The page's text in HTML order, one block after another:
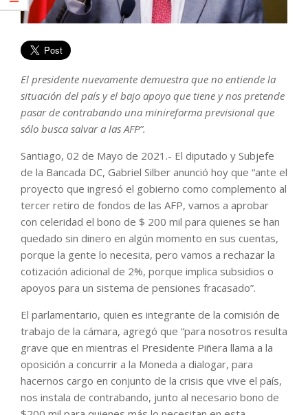
El presidente nuevamente demuestra que no entiende la
situación del país y el bajo apoyo que tiene y nos pretende
pasar de contrabando una minireforma previsional que
sólo busca salvar a las AFP”.
Santiago, 02 de Mayo de 2021.- El diputado y Subjefe
de la Bancada DC, Gabriel Silber anunció hoy que “ante el
proyecto que ingresó el gobierno como complemento al
tercer retiro de fondos de las AFP, vamos a aprobar
con celeridad el bono de $ 200 mil para quienes se han
quedado sin dinero en algún momento en sus cuentas,
porque la gente lo necesita, pero vamos a rechazar la
cotización adicional de 2%, porque implica subsidios o
apoyos para un sistema de pensiones fracasado”.
El parlamentario, quien es integrante de la comisión de
trabajo de la cámara, agregó que “para nosotros resulta
grave que en mientras el Presidente Piñera llama a la
oposición a concurrir a la Moneda a dialogar, para
hacernos cargo en conjunto de la crisis que vive el país,
nos instala de contrabando, junto al necesario bono de